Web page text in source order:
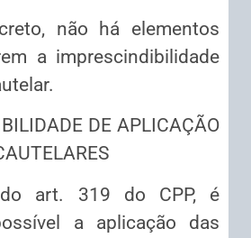
não há elementos
a imprescindibilidade
DE APLICAÇÃO
art. 319 do CPP, é
a aplicação das